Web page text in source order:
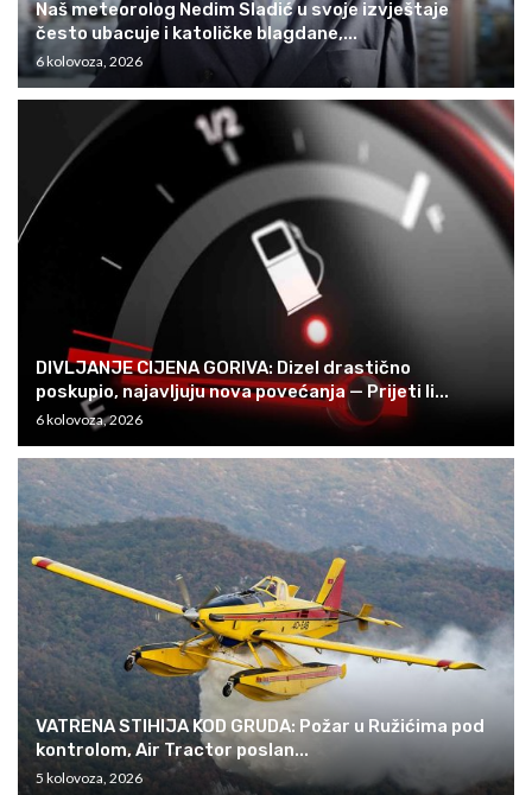
Naš meteorolog Nedim Sladić u svoje izvještaje
često ubacuje i katoličke blagdane,...
6 kolovoza, 2026
DIVLJANJE CIJENA GORIVA: Dizel drastično
poskupio, najavljuju nova povećanja — Prijeti li...
6 kolovoza, 2026
VATRENA STIHIJA KOD GRUDA: Požar u Ružićima pod
kontrolom, Air Tractor poslan...
5 kolovoza, 2026